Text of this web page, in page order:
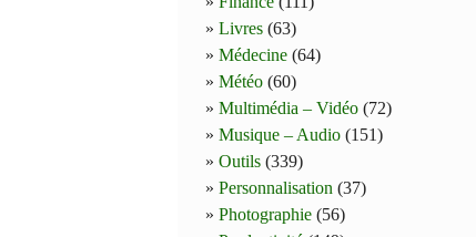
Livres (63)
Médecine (64)
Météo (60)
Multimédia – Vidéo (72)
Musique – Audio (151)
Outils (339)
Personnalisation (37)
Photographie (56)